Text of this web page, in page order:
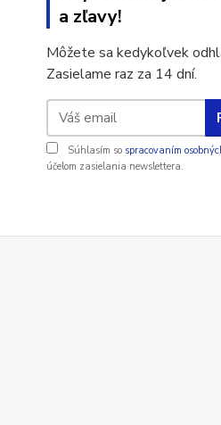
a zľavy!
Môžete sa kedykoľvek
Zasielame raz za 14 dní.
Súhlasím so spracovaním
účelom zasielania newslettera.